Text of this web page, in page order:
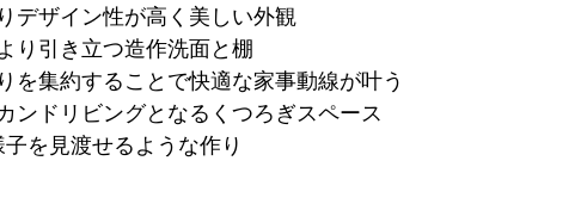
デザイン性が高く美しい外観
り引き立つ造作洗面と棚
を集約することで快適な家事動線が叶う
ンドリビングとなるくつろぎスペース
を見渡せるような作り